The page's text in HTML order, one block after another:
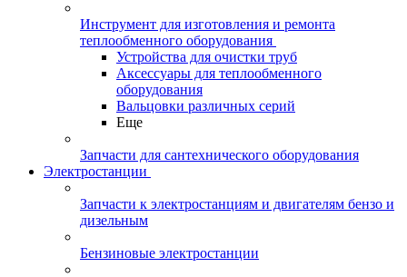
Инструмент для изготовления и ремонта
теплообменного оборудования
Устройства для очистки труб
Аксессуары для теплообменного
оборудования
Вальцовки различных серий
Еще
Запчасти для сантехнического оборудования
Электростанции
Запчасти к электростанциям и двигателям бензо и
дизельным
Бензиновые электростанции